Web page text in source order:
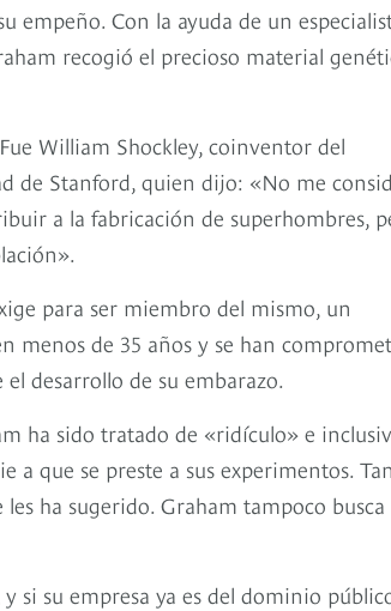
empeño. Con la ayuda de un
recogió el precioso material
William Shockley, coinventor del
de Stanford, quien dijo: «No me
a la fabricación de superhombres,
para ser miembro del mismo, un
menos de 35 años y se han
desarrollo de su embarazo.
ha sido tratado de «ridículo» e
a que se preste a sus experimentos.
ha sugerido. Graham tampoco busca
si su empresa ya es del dominio